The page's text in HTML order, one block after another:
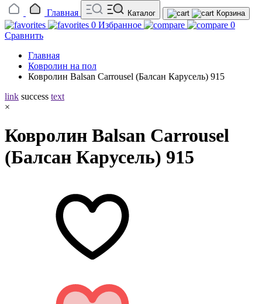
Главная
Каталог Корзина
0 Избранное
0
Сравнить
Главная
Ковролин на пол
Ковролин Balsan Carrousel (Балсан Карусель) 915
link success text
×
Ковролин Balsan Carrousel
(Балсан Карусель) 915